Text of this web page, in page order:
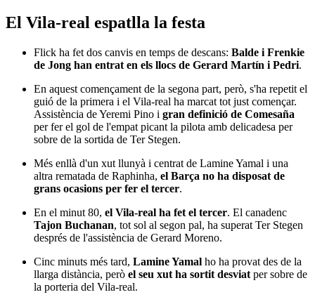
El Vila-real espatlla la festa
Flick ha fet dos canvis en temps de descans: Balde i Frenkie
de Jong han entrat en els llocs de Gerard Martín i Pedri.
En aquest començament de la segona part, però, s'ha repetit el
guió de la primera i el Vila-real ha marcat tot just començar.
Assistència de Yeremi Pino i gran definició de Comesaña
per fer el gol de l'empat picant la pilota amb delicadesa per
sobre de la sortida de Ter Stegen.
Més enllà d'un xut llunyà i centrat de Lamine Yamal i una
altra rematada de Raphinha, el Barça no ha disposat de
grans ocasions per fer el tercer.
En el minut 80, el Vila-real ha fet el tercer. El canadenc
Tajon Buchanan, tot sol al segon pal, ha superat Ter Stegen
després de l'assistència de Gerard Moreno.
Cinc minuts més tard, Lamine Yamal ho ha provat des de la
llarga distància, però el seu xut ha sortit desviat per sobre de
la porteria del Vila-real.